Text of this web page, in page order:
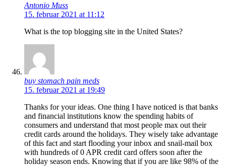
Antonio Muss
15. februar 2021 at 11:12
What is the top blogging site in the United States?
buy stomach pain meds
15. februar 2021 at 19:49
Thanks for your ideas. One thing I have noticed is that banks
and financial institutions know the spending habits of
consumers and understand that most people max out their
credit cards around the holidays. They wisely take advantage
of this fact and start flooding your inbox and snail-mail box
with hundreds of 0 APR credit card offers soon after the
holiday season ends. Knowing that if you are like 98% of the